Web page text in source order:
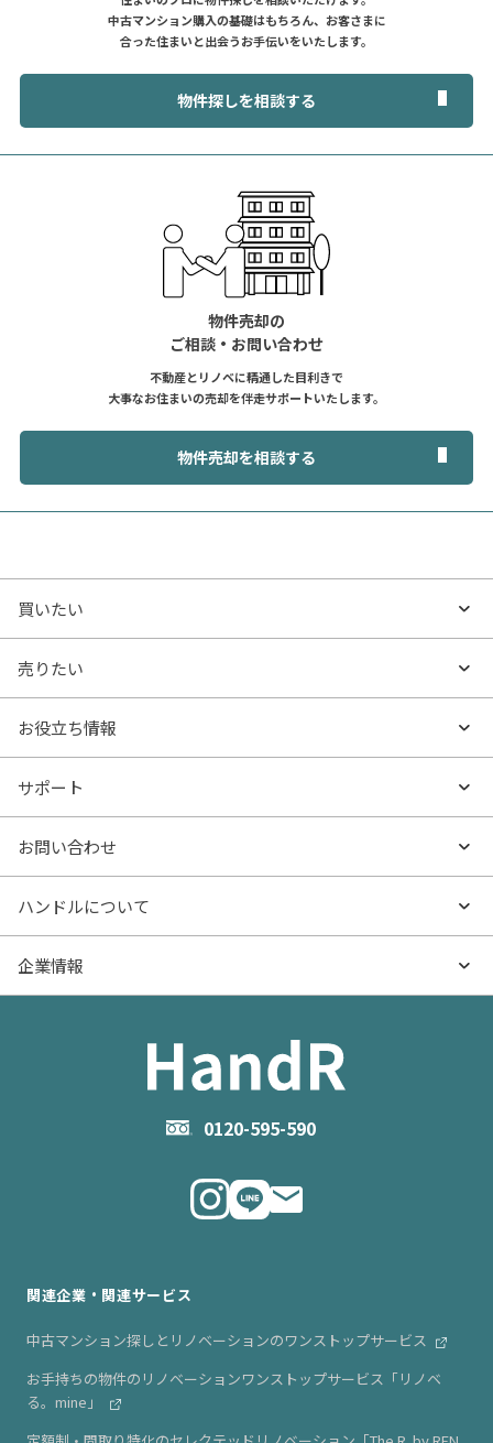
中古マンション購入の基礎はもちろん、お客さまに
合った住まいと出会うお手伝いをいたします。
物件探しを相談する
物件売却の
ご相談・お問い合わせ
不動産とリノベに精通した目利きで
大事なお住まいの売却を伴走サポートいたします。
物件売却を相談する
0120-595-590
買いたい
買いたいTOP
沿線・駅から探す
特集から探す
価格更新した物件
物件一覧
売りたい
売りたいTOP
AI査定
売却サービス
お役立ち記事（売却）
お役立ち情報
お役立ち情報TOP
- マンションの基礎知識
- マンション売却
- お金のこと
- 住まいの手引き サイトマップ
サポート
よくあるご質問
お問い合わせ
物件購入のご相談
住み替えのご相談
物件掲載に関するお問い合わせ
ハンドルについて
ハンドルとは
企業情報
関連企業・関連サービス
中古マンション探しとリノベーションのワンストップサービス
お手持ちの物件のリノベーションワンストップサービス「リノベ
る。mine」